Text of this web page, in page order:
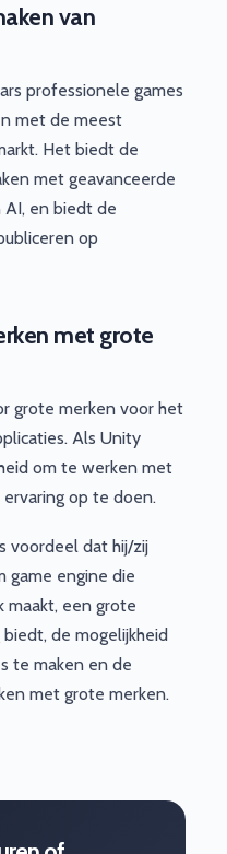
van
professionele games
met de meest
Het biedt de
met geavanceerde
AI, en biedt de
op
met grote
grote merken voor het
Als Unity
om te werken met
op te doen.
voordeel dat hij/zij
game engine die
maakt, een grote
de mogelijkheid
te maken en de
met grote merken.